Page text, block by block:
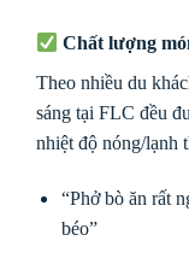
Chất lượng
Theo nhiều du
sáng tại FLC đều
nhiệt độ nóng/lạnh
“Phở bò ăn rất
béo”